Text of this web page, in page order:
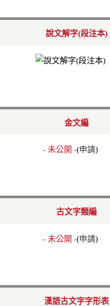
說文解字(段注本)
金文編
- 未公開 -(申請)
古文字類編
- 未公開 -(申請)
漢語古文字字形表